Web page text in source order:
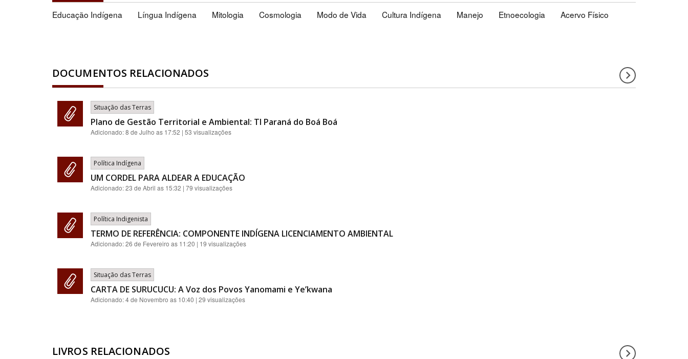
Educação Indígena Língua Indígena Mitologia Cosmologia Modo de Vida Cultura Indígena Manejo Etnoecologia Acervo Físico
DOCUMENTOS RELACIONADOS
Situação das Terras
Plano de Gestão Territorial e Ambiental: TI Paraná do Boá Boá
Adicionado:8 de Julho as 17:52 | 53 visualizações
Política Indígena
UM CORDEL PARA ALDEAR A EDUCAÇÃO
Adicionado:23 de Abril as 15:32 | 79 visualizações
Política Indigenista
TERMO DE REFERÊNCIA: COMPONENTE INDÍGENA LICENCIAMENTO AMBIENTAL
Adicionado:26 de Fevereiro as 11:20 | 19 visualizações
Situação das Terras
CARTA DE SURUCUCU: A Voz dos Povos Yanomami e Ye’kwana
Adicionado:4 de Novembro as 10:40 | 29 visualizações
LIVROS RELACIONADOS